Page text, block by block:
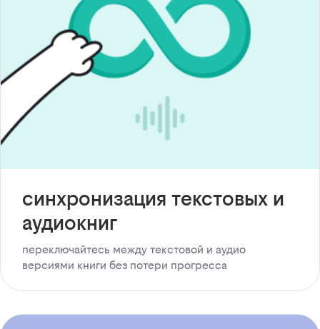
синхронизация текстовых и
аудиокниг
переключайтесь между текстовой и аудио
версиями книги без потери прогресса